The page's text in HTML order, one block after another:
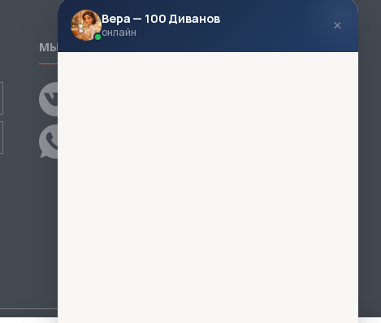
МЫ В СОЦСЕТЯХ
Вера — 100 Диванов
онлайн ×